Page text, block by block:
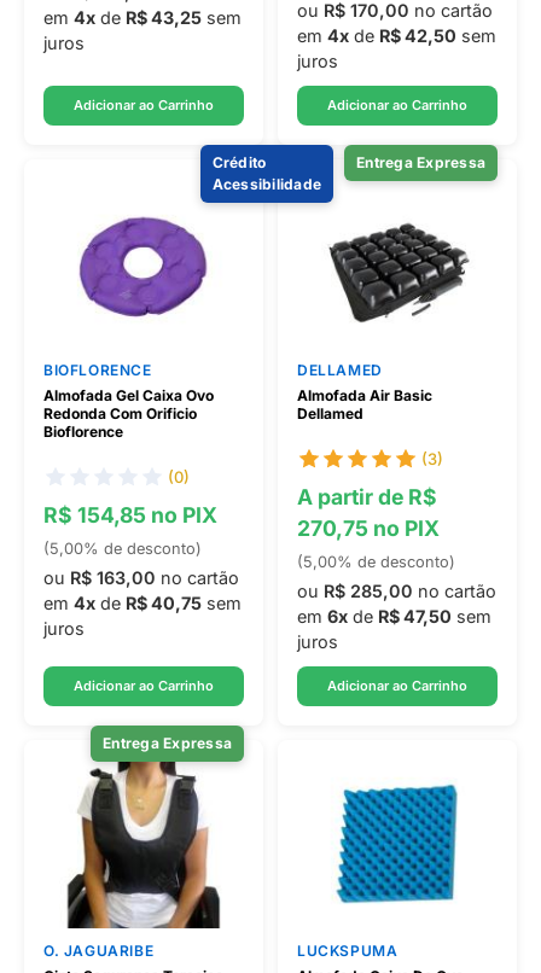
em 4x de R$ 43,25 sem
juros
Adicionar ao Carrinho
ou R$ 170,00 no cartão
em 4x de R$ 42,50 sem
juros
Adicionar ao Carrinho
BIOFLORENCE
Almofada Gel Caixa Ovo
Redonda Com Orificio
Bioflorence
(0)
R$ 154,85 no PIX
(5,00% de desconto)
ou R$ 163,00 no cartão
em 4x de R$ 40,75 sem
juros
Adicionar ao Carrinho
Entrega Expressa
Crédito
Acessibilidade
DELLAMED
Almofada Air Basic
Dellamed
(3)
A partir de R$
270,75 no PIX
(5,00% de desconto)
ou R$ 285,00 no cartão
em 6x de R$ 47,50 sem
juros
Adicionar ao Carrinho
Entrega Expressa
O. JAGUARIBE
LUCKSPUMA